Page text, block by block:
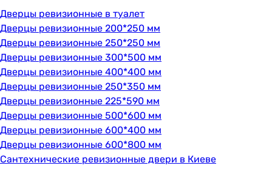
Дверцы ревизионные в туалет
Дверцы ревизионные 200*250 мм
Дверцы ревизионные 250*250 мм
Дверцы ревизионные 300*500 мм
Дверцы ревизионные 400*400 мм
Дверцы ревизионные 250*350 мм
Дверцы ревизионные 225*590 мм
Дверцы ревизионные 500*600 мм
Дверцы ревизионные 600*400 мм
Дверцы ревизионные 600*800 мм
Сантехнические ревизионные двери в Киеве